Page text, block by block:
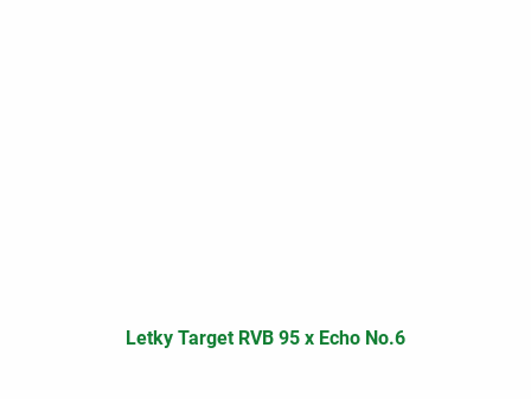
Letky Target RVB 95 x Echo No.6